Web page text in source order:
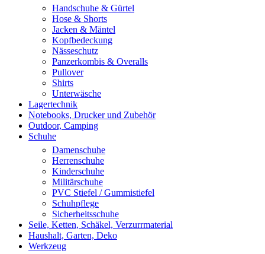
Handschuhe & Gürtel
Hose & Shorts
Jacken & Mäntel
Kopfbedeckung
Nässeschutz
Panzerkombis & Overalls
Pullover
Shirts
Unterwäsche
Lagertechnik
Notebooks, Drucker und Zubehör
Outdoor, Camping
Schuhe
Damenschuhe
Herrenschuhe
Kinderschuhe
Militärschuhe
PVC Stiefel / Gummistiefel
Schuhpflege
Sicherheitsschuhe
Seile, Ketten, Schäkel, Verzurrmaterial
Haushalt, Garten, Deko
Werkzeug